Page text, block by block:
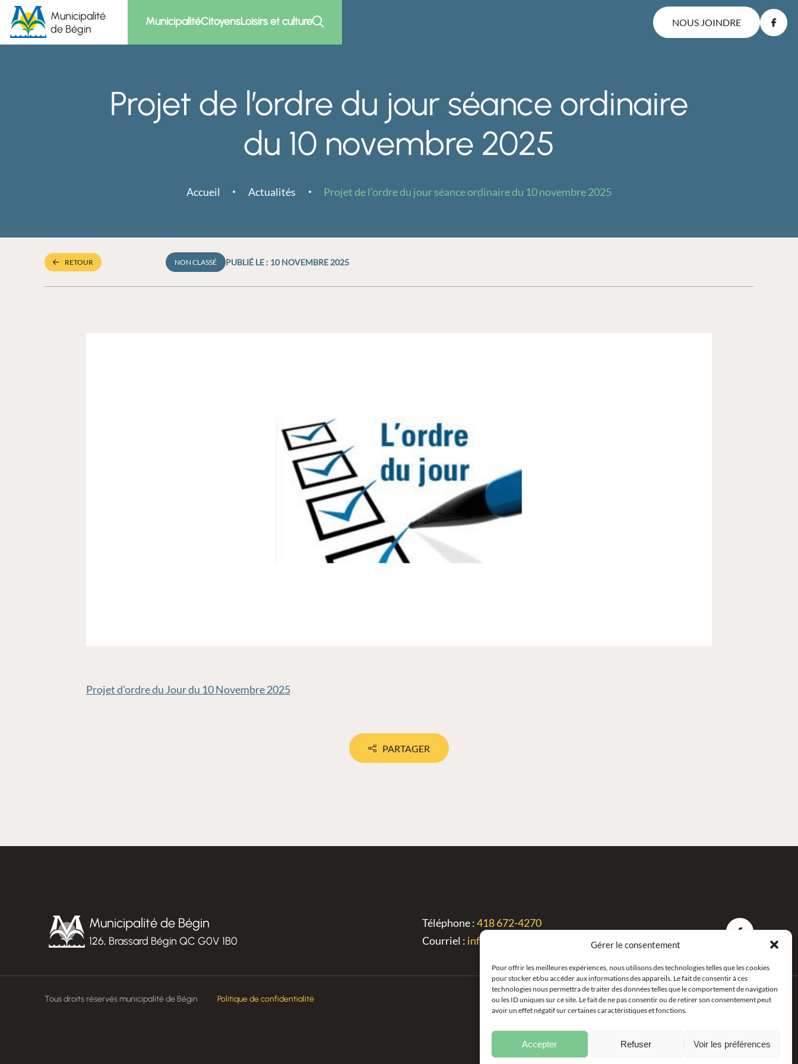
Gérer le consentement
Pour offrir les meilleures expériences, nous utilisons des technologies telles que les cookies
pour stocker et/ou accéder aux informations des appareils. Le fait de consentir à ces
technologies nous permettra de traiter des données telles que le comportement de navigation
ou les ID uniques sur ce site. Le fait de ne pas consentir ou de retirer son consentement peut
avoir un effet négatif sur certaines caractéristiques et fonctions.
Accepter Refuser Voir les préférences
Municipalité
de Bégin
MunicipalitéCitoyensLoisirs et culture NOUS JOINDRE
Projet de l’ordre du jour séance ordinaire
du 10 novembre 2025
Accueil Actualités Projet de l’ordre du jour séance ordinaire du 10 novembre 2025
RETOUR NON CLASSÉ PUBLIÉ LE : 10 NOVEMBRE 2025
Projet d'ordre du Jour du 10 Novembre 2025
PARTAGER
Municipalité de Bégin
126, Brassard Bégin QC G0V 1B0
Téléphone :418 672-4270
Courriel : info@begin.ca
Tous droits réservés municipalité de Bégin Politique de confidentialité Conception Web :Agence Polka/Arsenal